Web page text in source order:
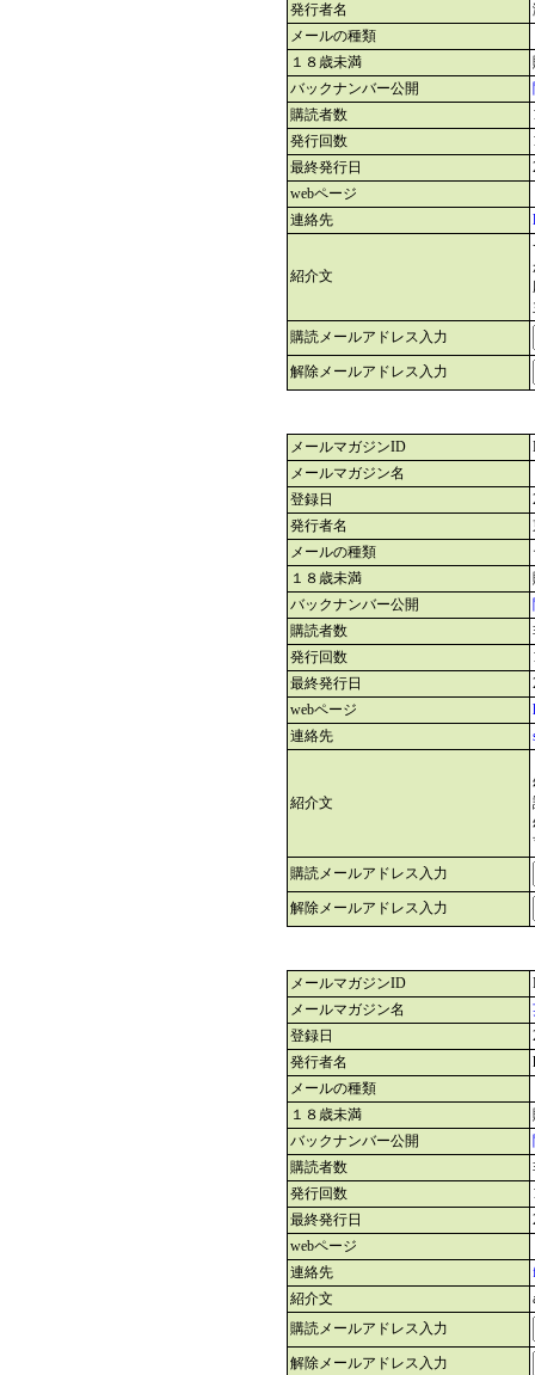
発行者名
メールの種類
１８歳未満
バックナンバー公開
購読者数
発行回数
最終発行日
webページ
連絡先
紹介文
購読メールアドレス入力
解除メールアドレス入力
メールマガジンID
メールマガジン名
登録日
発行者名
メールの種類
１８歳未満
バックナンバー公開
購読者数
発行回数
最終発行日
webページ
連絡先
紹介文
購読メールアドレス入力
解除メールアドレス入力
メールマガジンID
メールマガジン名
登録日
発行者名
メールの種類
１８歳未満
バックナンバー公開
購読者数
発行回数
最終発行日
webページ
連絡先
紹介文
購読メールアドレス入力
解除メールアドレス入力